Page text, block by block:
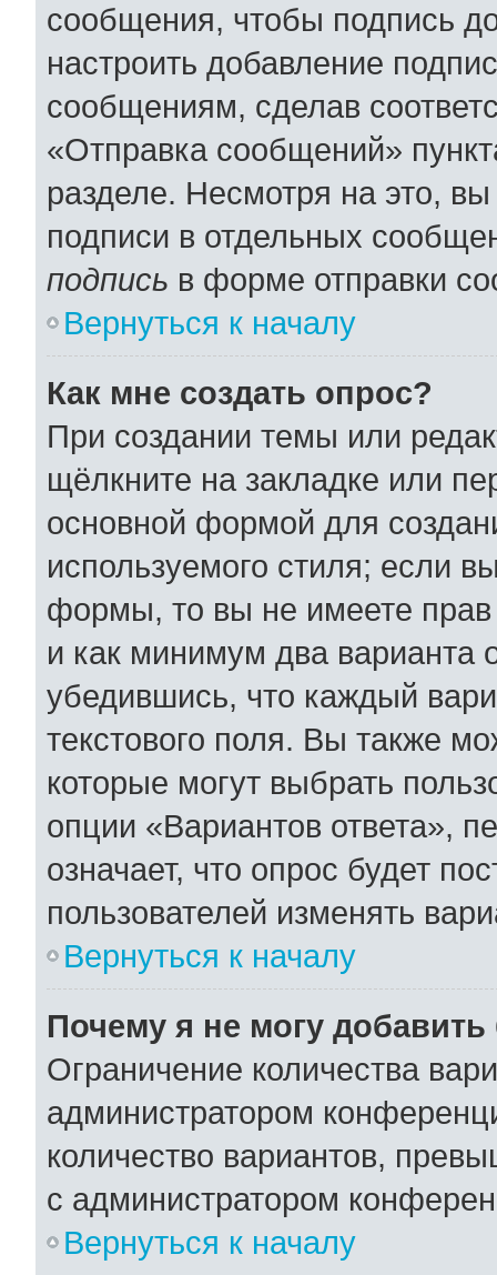
сообщения, чтобы подпись
настроить добавление
сообщениям, сделав
«Отправка сообщений»
разделе. Несмотря на это,
подписи в отдельных
подпись в форме отправки
Вернуться к началу
Как мне создать опрос?
При создании темы или
щёлкните на закладке или
основной формой для
используемого стиля; если
формы, то вы не имеете прав
и как минимум два варианта
убедившись, что каждый
текстового поля. Вы также
которые могут выбрать
опции «Вариантов ответа»,
означает, что опрос будет
пользователей изменять
Вернуться к началу
Почему я не могу
Ограничение количества
администратором
количество вариантов,
с администратором
Вернуться к началу